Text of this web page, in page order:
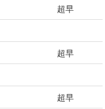
超早
超早
超早